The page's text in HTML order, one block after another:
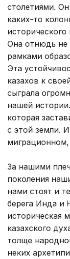
столетиями.
каких-то
исторического
Она отнюдь не
рамками
Эта
казахов к
сыграла
нашей
которая
с этой земли.
За нашими
поколения
нами стоят и
берега Инда и
историческая
казахского
толще
неких